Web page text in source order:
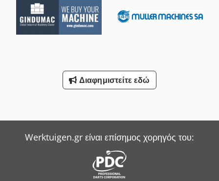
ρυθμιζόμενα (σε συγκεκριμένα προφίλ)
Διαφημιστείτε εδώ
Werktuigen.gr είναι επίσημος χορηγός του: